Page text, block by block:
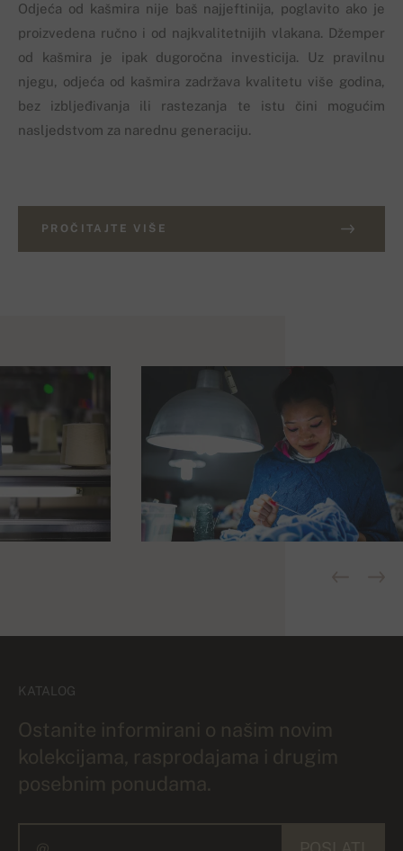
Odjeća od kašmira nije baš najjeftinija, poglavito ako je
proizvedena ručno i od najkvalitetnijih vlakana. Džemper
od kašmira je ipak dugoročna investicija. Uz pravilnu
njegu, odjeća od kašmira zadržava kvalitetu više godina,
bez izbljeđivanja ili rastezanja te istu čini mogućim
nasljedstvom za narednu generaciju.
PROČITAJTE VIŠE
KATALOG
Ostanite informirani o našim novim
kolekcijama, rasprodajama i drugim
posebnim ponudama.